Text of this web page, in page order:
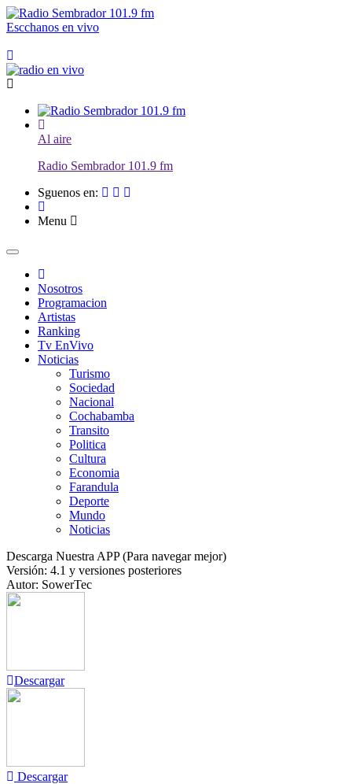
Escchanos en vivo
Al aire
Radio Sembrador 101.9 fm
Sguenos en:
Menu
Nosotros
Programacion
Artistas
Ranking
Tv EnVivo
Noticias
Turismo
Sociedad
Nacional
Cochabamba
Transito
Politica
Cultura
Economia
Farandula
Deporte
Mundo
Noticias
Descarga Nuestra APP (Para navegar mejor)
Versión: 4.1 y versiones posteriores
Autor: SowerTec
Descargar
Descargar